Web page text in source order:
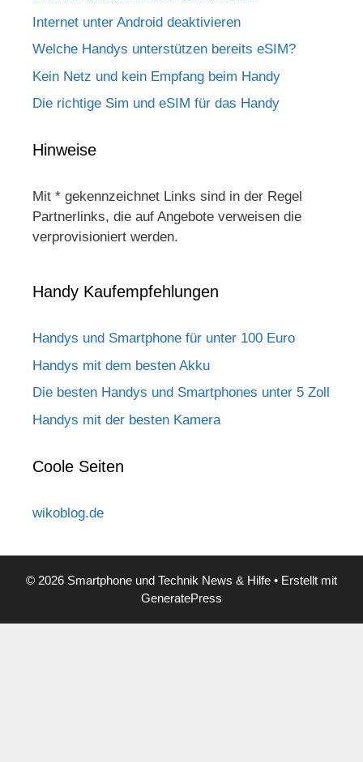
Internet unter Android deaktivieren
Welche Handys unterstützen bereits eSIM?
Kein Netz und kein Empfang beim Handy
Die richtige Sim und eSIM für das Handy
Hinweise
Mit * gekennzeichnet Links sind in der Regel
Partnerlinks, die auf Angebote verweisen die
verprovisioniert werden.
Handy Kaufempfehlungen
Handys und Smartphone für unter 100 Euro
Handys mit dem besten Akku
Die besten Handys und Smartphones unter 5 Zoll
Handys mit der besten Kamera
Coole Seiten
wikoblog.de
© 2026 Smartphone und Technik News & Hilfe • Erstellt mit
GeneratePress